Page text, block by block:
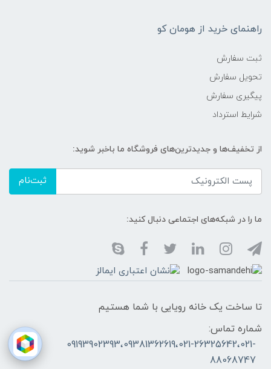
راهنمای خرید از هومان کو
ثبت سفارش
تحویل سفارش
پیگیری سفارش
شرایط استرداد
از تخفیف‌ها و جدیدترین‌های فروشگاه ما باخبر شوید:
ثبت‌نام
ما را در شبکه‌های اجتماعی دنبال کنید:
تا ساخت یک خانه رویایی با شما هستیم
شماره تماس:
09193902393،09381362619،021-26325642،021-
88068747